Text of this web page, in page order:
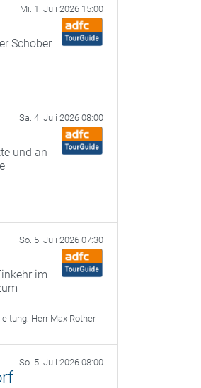
Mi. 1. Juli 2026 15:00
Schober
Sa. 4. Juli 2026 08:00
und an
So. 5. Juli 2026 07:30
im
Herr Max Rother
So. 5. Juli 2026 08:00